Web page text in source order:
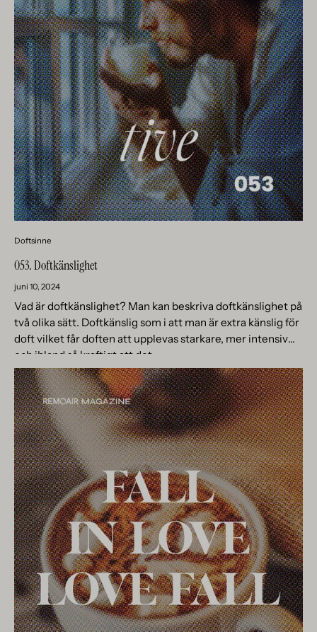
Doftsinne
053. Doftkänslighet
juni 10, 2024
Vad är doftkänslighet? Man kan beskriva doftkänslighet på
två olika sätt. Doftkänslig som i att man är extra känslig för
doft vilket får doften att upplevas starkare, mer intensiv
och ibland så kraftigt att det...